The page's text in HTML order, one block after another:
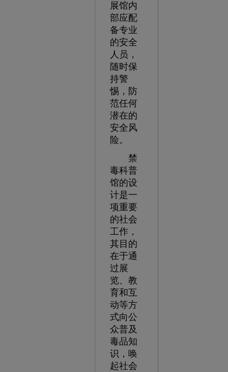
展馆内
部应配
备专业
的安全
人员，
随时保
持警
惕，防
范任何
潜在的
安全风
险。
禁
毒科普
馆的设
计是一
项重要
的社会
工作，
其目的
在于通
过展
览、教
育和互
动等方
式向公
众普及
毒品知
识，唤
起社会